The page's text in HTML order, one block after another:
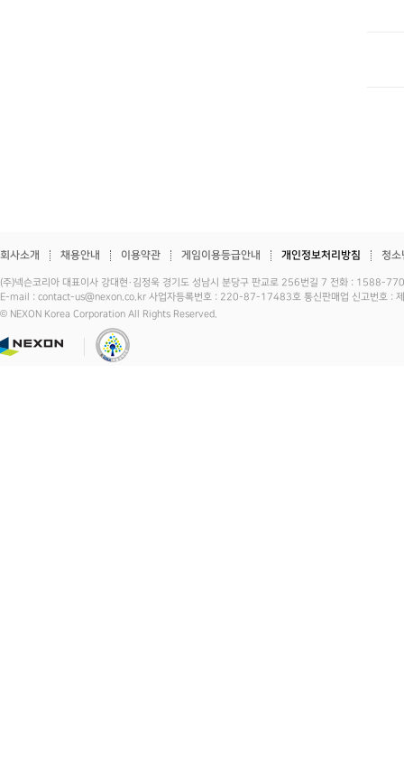
회사소개 채용안내 이용약관 게임이용등급안내 개인정보처리방침 청소
(주)넥슨코리아 대표이사 강대현·김정욱 경기도 성남시 분당구 판교로 256번길 7 전화 :
E-mail : contact-us@nexon.co.kr 사업자등록번호 : 220-87-17483호 통신판매업 신고번호 :
© NEXON Korea Corporation All Rights Reserved.